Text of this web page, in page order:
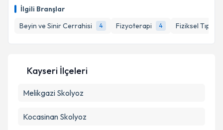
İlgili Branşlar
Beyin ve Sinir Cerrahisi
4 Fizyoterapi 4 Fiziksel Tıp
takvim hazırlandığında e-posta ile bilgilendireceğiz.
Metni'ni okudum ve kişisel verilerimin belirtilen
Kayseri İlçeleri
Melikgazi Skolyoz
Kocasinan Skolyoz